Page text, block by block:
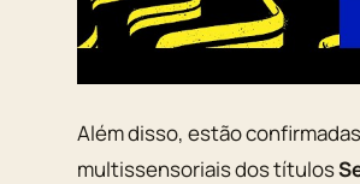
Além disso, estão
multissensoriais dos títulos